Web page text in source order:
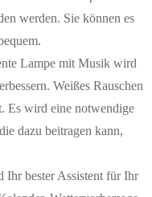
werden. Sie können es
Lampe mit Musik wird
Weißes Rauschen
Es wird eine notwendige
dazu beitragen kann,
Ihr bester Assistent für Ihr